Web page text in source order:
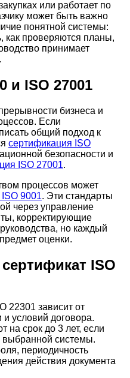
или работает по
может быть важно
понятной системы:
как проверяются планы,
принимает
и ISO 27001
бизнеса и
Если
общий подход к
сертификация ISO
безопасности и
ISO 27001.
процессов может
9001. Эти стандарты
через управление
корректирующие
но каждый
оценки.
ISO
22301 зависит от
условий договора.
срок до 3 лет, если
выбранной системы.
периодичность
действия документа